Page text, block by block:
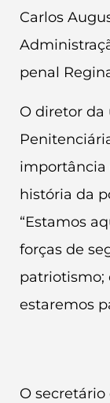
Carlos
penal
O diretor
importância
história da
“Estamos
forças de
patriotismo;
estaremos
O secretário